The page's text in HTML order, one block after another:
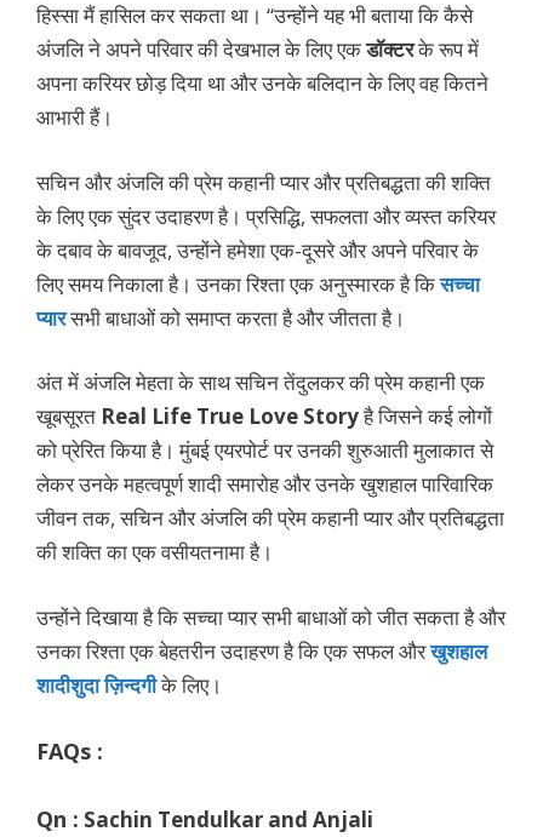
हिस्सा मैं हासिल कर सकता था। “उन्होंने यह भी बताया कि कैसे
अंजलि ने अपने परिवार की देखभाल के लिए एकडॉक्टरके रूप में
अपना करियर छोड़ दिया था और उनके बलिदान के लिए वह कितने
आभारी हैं।
सचिन और अंजलि की प्रेम कहानी प्यार और प्रतिबद्धता की शक्ति
के लिए एक सुंदर उदाहरण है। प्रसिद्धि, सफलता और व्यस्त करियर
के दबाव के बावजूद, उन्होंने हमेशा एक-दूसरे और अपने परिवार के
लिए समय निकाला है। उनका रिश्ता एक अनुस्मारक है किसच्चा
प्यारसभी बाधाओं को समाप्त करता है और जीतता है।
अंत में अंजलि मेहता के साथ सचिन तेंदुलकर की प्रेम कहानी एक
खूबसूरत Real Life True Love Storyहै जिसने कई लोगों
को प्रेरित किया है। मुंबई एयरपोर्ट पर उनकी शुरुआती मुलाकात से
लेकर उनके महत्वपूर्ण शादी समारोह और उनके खुशहाल पारिवारिक
जीवन तक, सचिन और अंजलि की प्रेम कहानी प्यार और प्रतिबद्धता
की शक्ति का एक वसीयतनामा है।
उन्होंने दिखाया है कि सच्चा प्यार सभी बाधाओं को जीत सकता है और
उनका रिश्ता एक बेहतरीन उदाहरण है कि एक सफल औरखुशहाल
शादीशुदा ज़िन्दगीके लिए।
FAQs :
Qn : Sachin Tendulkar and Anjali